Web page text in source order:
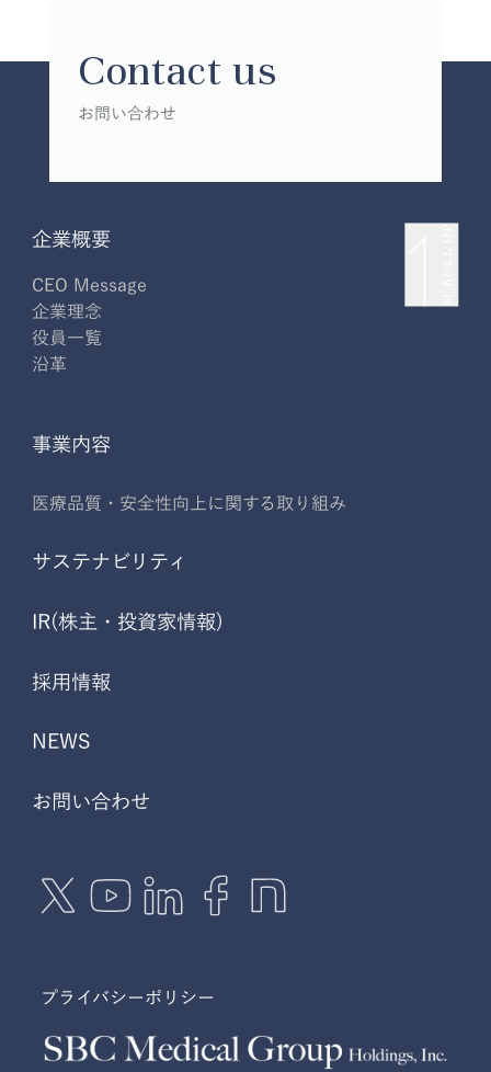
Contact us
お問い合わせ
企業概要
CEO Message
企業理念
役員一覧
沿革
事業内容
医療品質・安全性向上に関する取り組み
サステナビリティ
IR(株主・投資家情報)
採用情報
NEWS
お問い合わせ
プライバシーポリシー